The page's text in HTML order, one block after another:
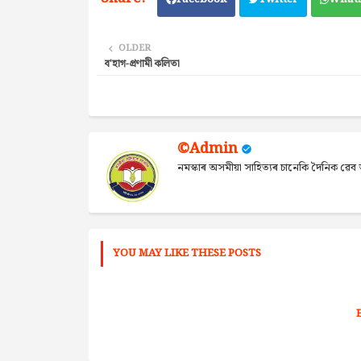
OLDER
ব'হাগ-প্রণামী কলিতা
©Admin
নমস্কাৰ অসমীয়া সাহিত্যৰ চানেকি দৈনিক
YOU MAY LIKE THESE POSTS